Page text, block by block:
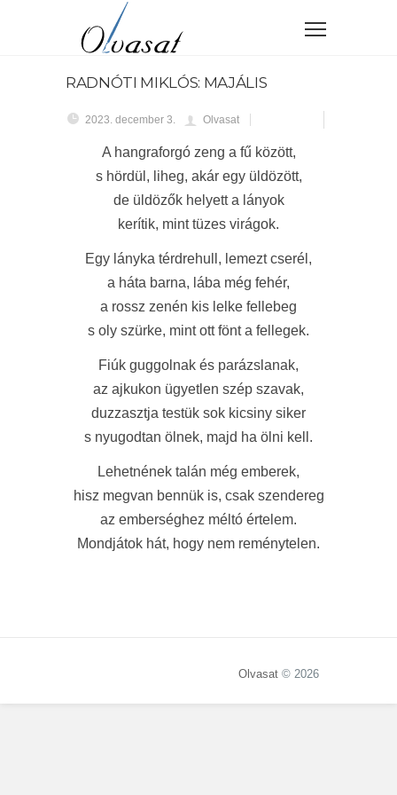
RADNÓTI MIKLÓS: MAJÁLIS
2023. december 3. Olvasat
A hangraforgó zeng a fű között,
s hördül, liheg, akár egy üldözött,
de üldözők helyett a lányok
kerítik, mint tüzes virágok.
Egy lányka térdrehull, lemezt cserél,
a háta barna, lába még fehér,
a rossz zenén kis lelke fellebeg
s oly szürke, mint ott fönt a fellegek.
Fiúk guggolnak és parázslanak,
az ajkukon ügyetlen szép szavak,
duzzasztja testük sok kicsiny siker
s nyugodtan ölnek, majd ha ölni kell.
Lehetnének talán még emberek,
hisz megvan bennük is, csak szendereg
az emberséghez méltó értelem.
Mondjátok hát, hogy nem reménytelen.
Olvasat © 2026